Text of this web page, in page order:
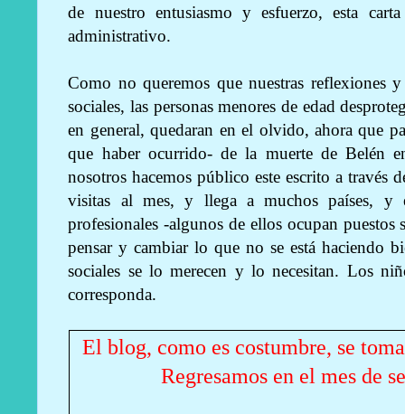
de nuestro entusiasmo y esfuerzo, esta
administrativo.
Como no queremos que nuestras reflexiones
sociales, las personas menores de edad
en general, quedaran en el olvido, ahora que
que haber ocurrido- de la muerte de Belén
nosotros hacemos público este escrito a través
visitas al mes, y llega a muchos países, y
profesionales -algunos de ellos ocupan
pensar y cambiar lo que no se está haciendo
sociales se lo merecen y lo necesitan. Los
corresponda.
El blog, como es costumbre, se
Regresamos en el mes de